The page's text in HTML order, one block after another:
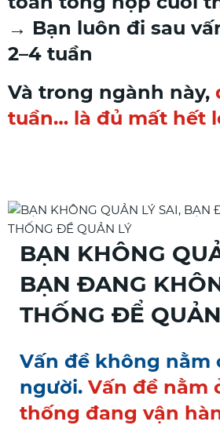
→ Bạn luôn đi sau
2–4 tuần
Và trong ngành này,
tuần… là đủ mất hết
BẠN KHÔNG
BẠN ĐANG
THỐNG ĐỂ
Vấn đề không nằm
người. Vấn đề nằm
thống đang vận